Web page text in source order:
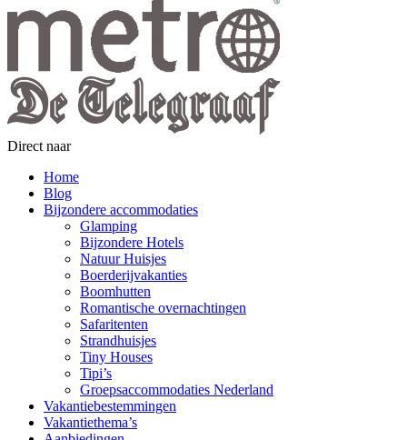
Direct naar
Home
Blog
Bijzondere accommodaties
Glamping
Bijzondere Hotels
Natuur Huisjes
Boerderijvakanties
Boomhutten
Romantische overnachtingen
Safaritenten
Strandhuisjes
Tiny Houses
Tipi’s
Groepsaccommodaties Nederland
Vakantiebestemmingen
Vakantiethema’s